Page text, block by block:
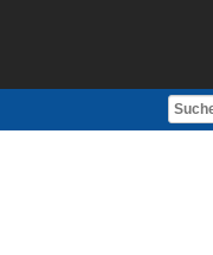
Impressum